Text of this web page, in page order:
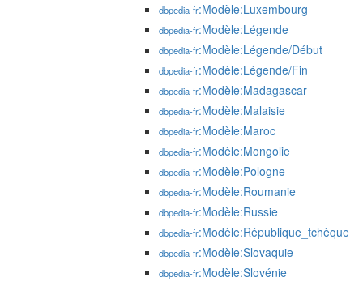
dbpedia-fr:Modèle:Luxembourg
dbpedia-fr:Modèle:Légende
dbpedia-fr:Modèle:Légende/Début
dbpedia-fr:Modèle:Légende/Fin
dbpedia-fr:Modèle:Madagascar
dbpedia-fr:Modèle:Malaisie
dbpedia-fr:Modèle:Maroc
dbpedia-fr:Modèle:Mongolie
dbpedia-fr:Modèle:Pologne
dbpedia-fr:Modèle:Roumanie
dbpedia-fr:Modèle:Russie
dbpedia-fr:Modèle:République_tchèque
dbpedia-fr:Modèle:Slovaquie
dbpedia-fr:Modèle:Slovénie